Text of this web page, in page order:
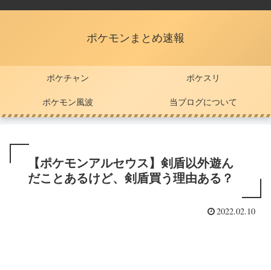
ポケモンまとめ速報
ポケチャン ポケスリ
ポケモン風波 当ブログについて
【ポケモンアルセウス】剣盾以外遊ん
だことあるけど、剣盾買う理由ある？
2022.02.10